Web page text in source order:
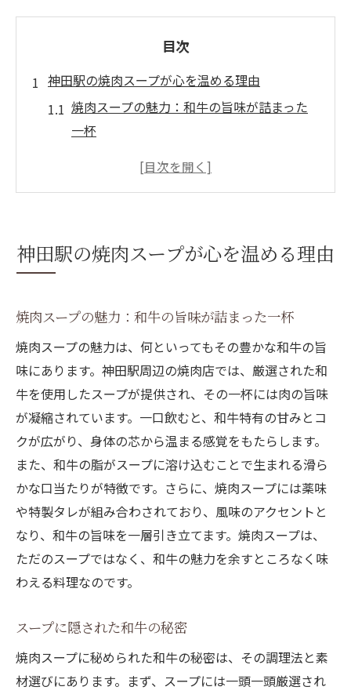
目次
神田駅の焼肉スープが心を温める理由
焼肉スープの魅力：和牛の旨味が詰まった
一杯
スープに隠された和牛の秘密
焼肉スープの栄養価と健康効果
神田駅での焼肉スープの楽しむポイント
スープの味わいを引き立てる食材の選び方
焼肉スープと相性抜群のサイドメニュー
和牛スープを味わうための最適な時間と場
所
家族や友人と一緒に楽しむ焼肉スープのひ
ととき
リラックスした雰囲気で味わうスープの喜
び
和牛の旨味が詰まった神田の焼肉スープの秘密
厳選された和牛の部位とその特徴
焼肉スープの風味を引き出す調理法
和牛の質がスープの味を決定づける
焼肉スープの伝統と革新の融合
神田駅の焼肉スープが心を温める理由
焼肉スープの魅力：和牛の旨味が詰まった一杯
焼肉スープの魅力は、何といってもその豊かな和牛の旨
味にあります。神田駅周辺の焼肉店では、厳選された和
牛を使用したスープが提供され、その一杯には肉の旨味
が凝縮されています。一口飲むと、和牛特有の甘みとコ
クが広がり、身体の芯から温まる感覚をもたらします。
また、和牛の脂がスープに溶け込むことで生まれる滑ら
かな口当たりが特徴です。さらに、焼肉スープには薬味
や特製タレが組み合わされており、風味のアクセントと
なり、和牛の旨味を一層引き立てます。焼肉スープは、
ただのスープではなく、和牛の魅力を余すところなく味
わえる料理なのです。
スープに隠された和牛の秘密
焼肉スープに秘められた和牛の秘密は、その調理法と素
材選びにあります。まず、スープには一頭一頭厳選され